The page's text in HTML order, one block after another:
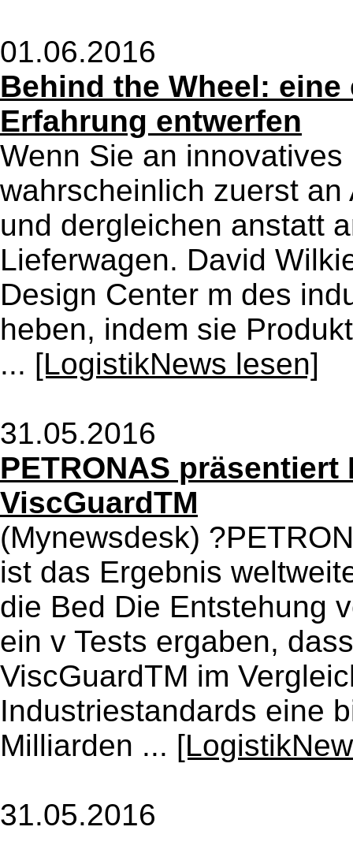
01.06.2016
Behind the Wheel:
Erfahrung entwerfen
Wenn Sie an
wahrscheinlich zuerst
und dergleichen anstatt
Lieferwagen. David
Design Center m des
heben, indem sie
... [LogistikNews lesen]
31.05.2016
PETRONAS präsentiert
ViscGuardTM
(Mynewsdesk)
ist das Ergebnis
die Bed Die Entstehung
ein v Tests ergaben,
ViscGuardTM im
Industriestandards eine
Milliarden ...
31.05.2016